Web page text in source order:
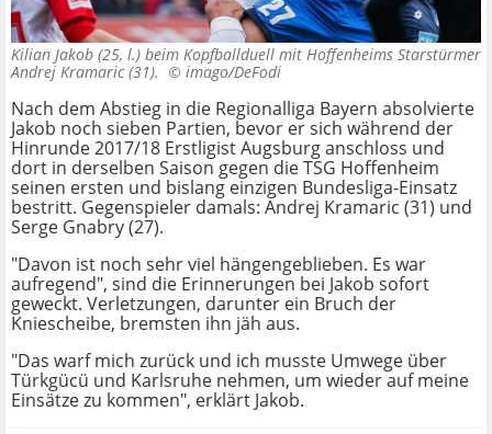
Kilian Jakob (25, l.) beim Kopfballduell mit Hoffenheims Starstürmer
Andrej Kramaric (31). © imago/DeFodi
Nach dem Abstieg in die Regionalliga Bayern absolvierte
Jakob noch sieben Partien, bevor er sich während der
Hinrunde 2017/18 Erstligist Augsburg anschloss und
dort in derselben Saison gegen die TSG Hoffenheim
seinen ersten und bislang einzigen Bundesliga-Einsatz
bestritt. Gegenspieler damals: Andrej Kramaric (31) und
Serge Gnabry (27).
"Davon ist noch sehr viel hängengeblieben. Es war
aufregend", sind die Erinnerungen bei Jakob sofort
geweckt. Verletzungen, darunter ein Bruch der
Kniescheibe, bremsten ihn jäh aus.
"Das warf mich zurück und ich musste Umwege über
Türkgücü und Karlsruhe nehmen, um wieder auf meine
Einsätze zu kommen", erklärt Jakob.